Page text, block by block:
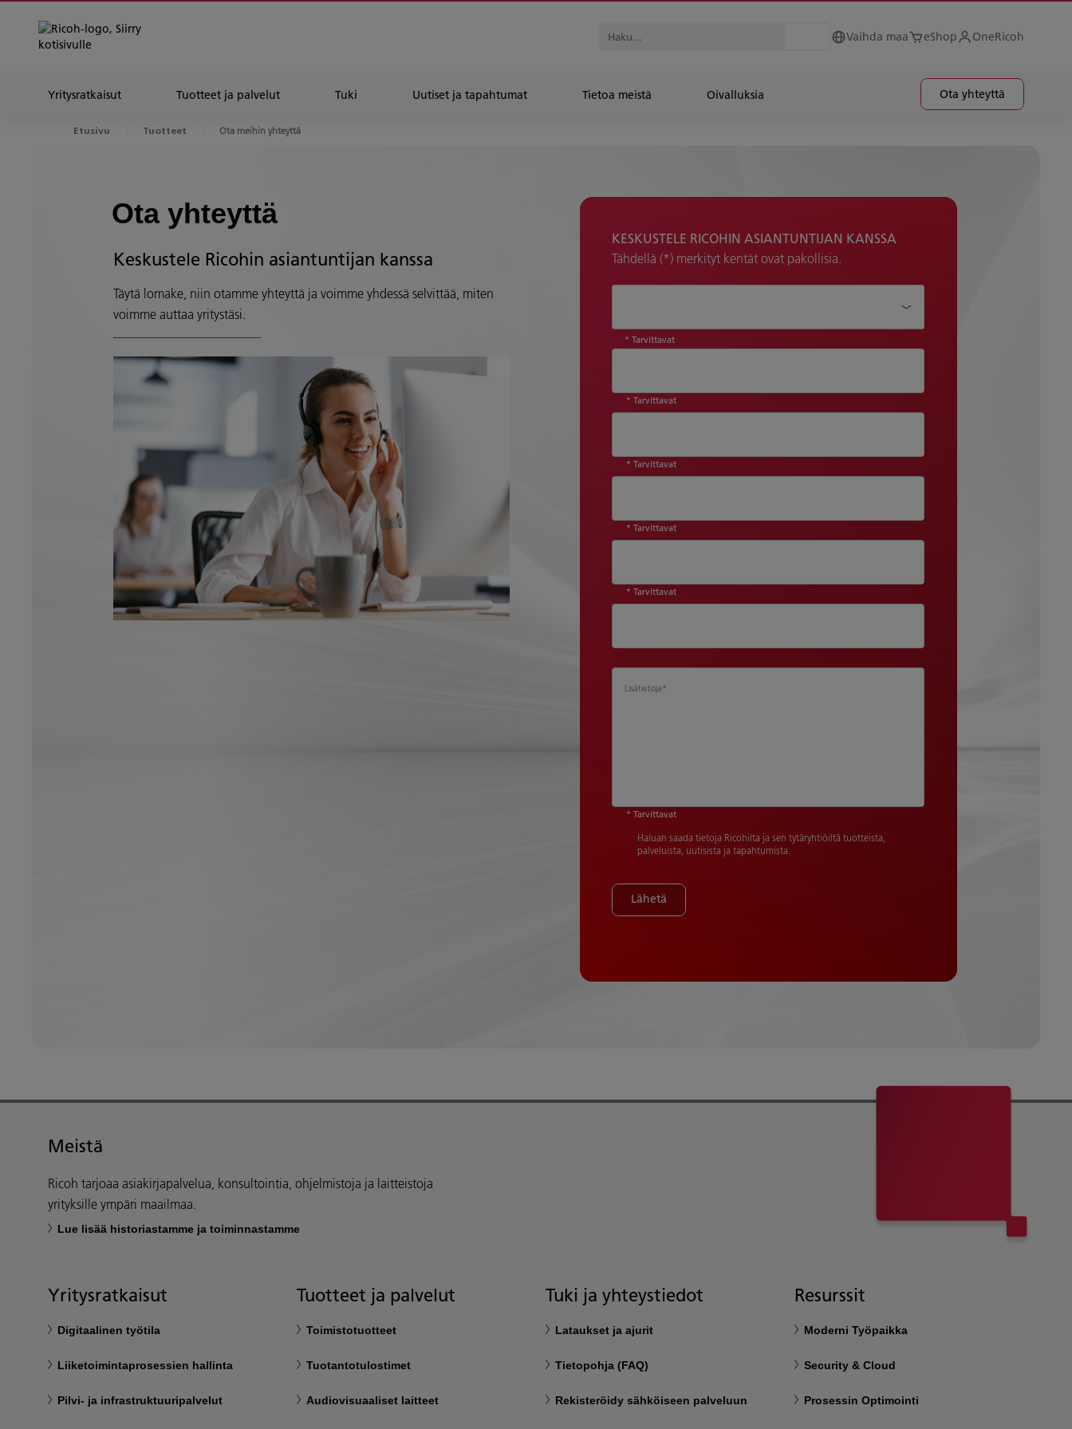
Vaihda maa eShop OneRicoh
Yritysratkaisut Tuotteet ja palvelut Tuki Uutiset ja tapahtumat Tietoa meistä Oivalluksia Ota yhteyttä
Etusivu Tuotteet Ota meihin yhteyttä
Ota yhteyttä
Keskustele Ricohin asiantuntijan kanssa
Täytä lomake, niin otamme yhteyttä ja voimme yhdessä selvittää, miten
voimme auttaa yritystäsi.
KESKUSTELE RICOHIN ASIANTUNTIJAN KANSSA
Tähdellä (*) merkityt kentät ovat pakollisia.
* Tarvittavat
* Tarvittavat
* Tarvittavat
* Tarvittavat
* Tarvittavat
Lisätietoja*
* Tarvittavat
Haluan saada tietoja Ricohilta ja sen tytäryhtiöiltä tuotteista,
palveluista, uutisista ja tapahtumista.
Lähetä
Meistä
Ricoh tarjoaa asiakirjapalvelua, konsultointia, ohjelmistoja ja laitteistoja
yrityksille ympäri maailmaa.
Lue lisää historiastamme ja toiminnastamme
Yritysratkaisut
Digitaalinen työtila
Liiketoimintaprosessien hallinta
Pilvi- ja infrastruktuuripalvelut
Tuotteet ja palvelut
Toimistotuotteet
Tuotantotulostimet
Audiovisuaaliset laitteet
Tuki ja yhteystiedot
Lataukset ja ajurit
Tietopohja (FAQ)
Rekisteröidy sähköiseen palveluun
Resurssit
Moderni Työpaikka
Security & Cloud
Prosessin Optimointi